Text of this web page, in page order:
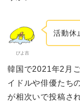
ぴよ吉
活動休
韓国で2021年2月
イドルや俳優たち
が相次いで投稿さ